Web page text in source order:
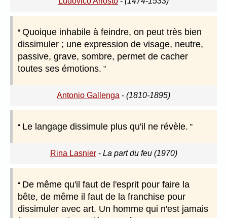
Quoique inhabile à feindre, on peut très bien
dissimuler ; une expression de visage, neutre,
passive, grave, sombre, permet de cacher
toutes ses émotions.
Antonio Gallenga - (1810-1895)
Le langage dissimule plus qu'il ne révèle.
Rina Lasnier- La part du feu (1970)
De même qu'il faut de l'esprit pour faire la
bête, de même il faut de la franchise pour
dissimuler avec art. Un homme qui n'est jamais